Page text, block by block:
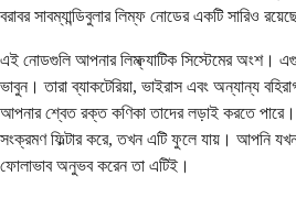
বরাবর সাবম্যান্ডিবুলার লিম্ফ নোডের একটি সারিও
এই নোডগুলি আপনার লিম্ফ্যাটিক সিস্টেমের অংশ।
ভাবুন। তারা ব্যাকটেরিয়া, ভাইরাস এবং অন্যান্য
আপনার শ্বেত রক্ত ​​কণিকা তাদের লড়াই করতে
সংক্রমণ ফিল্টার করে, তখন এটি ফুলে যায়। আপনি
ফোলাভাব অনুভব করেন তা এটিই।